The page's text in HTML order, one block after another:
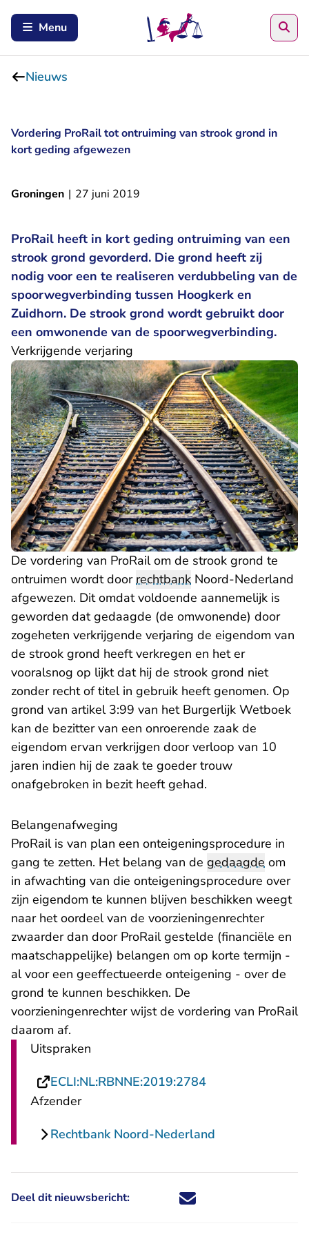
Menu
Nieuws
Vordering ProRail tot ontruiming van strook grond in
kort geding afgewezen
Groningen | 27 juni 2019
ProRail heeft in kort geding ontruiming van een
strook grond gevorderd. Die grond heeft zij
nodig voor een te realiseren verdubbeling van de
spoorwegverbinding tussen Hoogkerk en
Zuidhorn. De strook grond wordt gebruikt door
een omwonende van de spoorwegverbinding.
Verkrijgende verjaring
De vordering van ProRail om de strook grond te
ontruimen wordt doorrechtbank Noord-Nederland
afgewezen. Dit omdat voldoende aannemelijk is
geworden dat gedaagde (de omwonende) door
zogeheten verkrijgende verjaring de eigendom van
de strook grond heeft verkregen en het er
vooralsnog op lijkt dat hij de strook grond niet
zonder recht of titel in gebruik heeft genomen. Op
grond van artikel 3:99 van het Burgerlijk Wetboek
kan de bezitter van een onroerende zaak de
eigendom ervan verkrijgen door verloop van 10
jaren indien hij de zaak te goeder trouw
onafgebroken in bezit heeft gehad.
Belangenafweging
ProRail is van plan een onteigeningsprocedure in
gang te zetten. Het belang van de gedaagde om
in afwachting van die onteigeningsprocedure over
zijn eigendom te kunnen blijven beschikken weegt
naar het oordeel van de voorzieningenrechter
zwaarder dan door ProRail gestelde (financiële en
maatschappelijke) belangen om op korte termijn -
al voor een geeffectueerde onteigening - over de
grond te kunnen beschikken. De
voorzieningenrechter wijst de vordering van ProRail
daarom af.
Uitspraken
ECLI:NL:RBNNE:2019:2784- U verlaat
Afzender
Rechtbank Noord-Nederland
Deel dit nieuwsbericht: Deel dit nieuwsbericht via X -
Deel dit nieuwsbericht via
Deel dit nieuwsbericht
Deel dit